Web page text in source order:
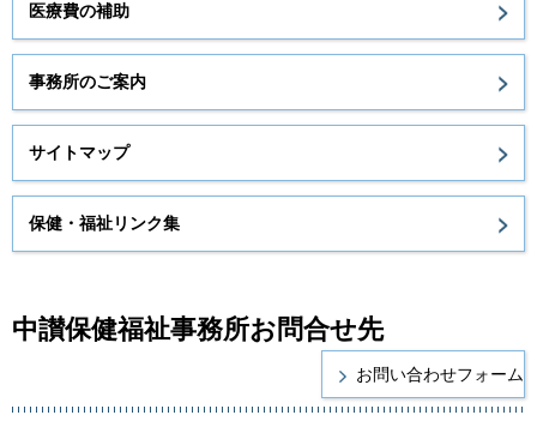
医療費の補助
事務所のご案内
サイトマップ
保健・福祉リンク集
中讃保健福祉事務所お問合せ先